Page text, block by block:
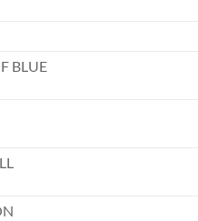
BLUE